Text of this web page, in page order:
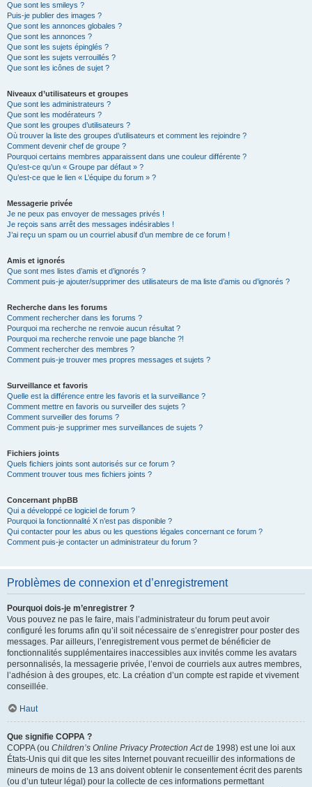
Que sont les smileys ?
Puis-je publier des images ?
Que sont les annonces globales ?
Que sont les annonces ?
Que sont les sujets épinglés ?
Que sont les sujets verrouillés ?
Que sont les icônes de sujet ?
Niveaux d’utilisateurs et groupes
Que sont les administrateurs ?
Que sont les modérateurs ?
Que sont les groupes d’utilisateurs ?
Où trouver la liste des groupes d’utilisateurs et comment les rejoindre ?
Comment devenir chef de groupe ?
Pourquoi certains membres apparaissent dans une couleur différente ?
Qu’est-ce qu’un « Groupe par défaut » ?
Qu’est-ce que le lien « L’équipe du forum » ?
Messagerie privée
Je ne peux pas envoyer de messages privés !
Je reçois sans arrêt des messages indésirables !
J’ai reçu un spam ou un courriel abusif d’un membre de ce forum !
Amis et ignorés
Que sont mes listes d’amis et d’ignorés ?
Comment puis-je ajouter/supprimer des utilisateurs de ma liste d’amis ou d’ignorés ?
Recherche dans les forums
Comment rechercher dans les forums ?
Pourquoi ma recherche ne renvoie aucun résultat ?
Pourquoi ma recherche renvoie une page blanche ?!
Comment rechercher des membres ?
Comment puis-je trouver mes propres messages et sujets ?
Surveillance et favoris
Quelle est la différence entre les favoris et la surveillance ?
Comment mettre en favoris ou surveiller des sujets ?
Comment surveiller des forums ?
Comment puis-je supprimer mes surveillances de sujets ?
Fichiers joints
Quels fichiers joints sont autorisés sur ce forum ?
Comment trouver tous mes fichiers joints ?
Concernant phpBB
Qui a développé ce logiciel de forum ?
Pourquoi la fonctionnalité X n’est pas disponible ?
Qui contacter pour les abus ou les questions légales concernant ce forum ?
Comment puis-je contacter un administrateur du forum ?
Problèmes de connexion et d’enregistrement
Pourquoi dois-je m’enregistrer ?
Vous pouvez ne pas le faire, mais l’administrateur du forum peut avoir
configuré les forums afin qu’il soit nécessaire de s’enregistrer pour poster des
messages. Par ailleurs, l’enregistrement vous permet de bénéficier de
fonctionnalités supplémentaires inaccessibles aux invités comme les avatars
personnalisés, la messagerie privée, l’envoi de courriels aux autres membres,
l’adhésion à des groupes, etc. La création d’un compte est rapide et vivement
conseillée.
Haut
Que signifie COPPA ?
COPPA (ou Children’s Online Privacy Protection Actde 1998) est une loi aux
États-Unis qui dit que les sites Internet pouvant recueillir des informations de
mineurs de moins de 13 ans doivent obtenir le consentement écrit des parents
(ou d’un tuteur légal) pour la collecte de ces informations permettant